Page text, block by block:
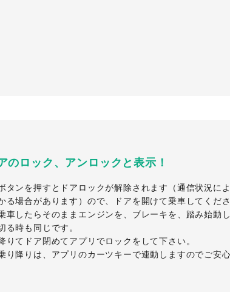
のロック、アンロックと表示！
タンを押すとドアロックが解除されます（通信状況に
る場合があります）ので、ドアを開けて乗車してくださ
車したらそのままエンジンを、ブレーキを、踏み始動し
る時も同じです。
りてドア閉めてアプリでロックをして下さい。
り降りは、アプリのカーツキーで連動しますのでご安心